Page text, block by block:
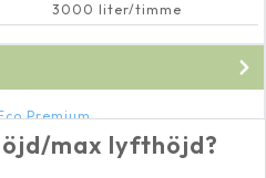
3000 liter/timme
Premium
max lyfthöjd?